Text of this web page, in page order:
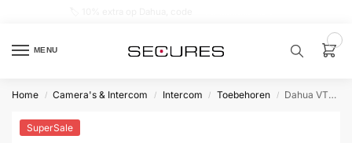
MENU
product…
Home / Camera's & Intercom / Intercom / Toebehoren / Dahua VTM07R Regenkap Opbouw t.b.v VTO3211D
SuperSale